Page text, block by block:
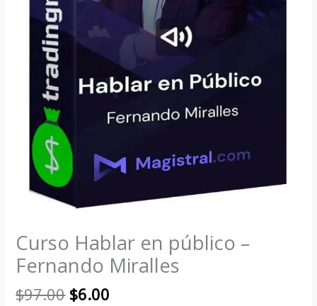
Curso Hablar en público –
Fernando Miralles
$97.00 $6.00